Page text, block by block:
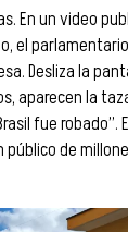
En un video
el
Desliza la
aparecen la
fue robado”.
de